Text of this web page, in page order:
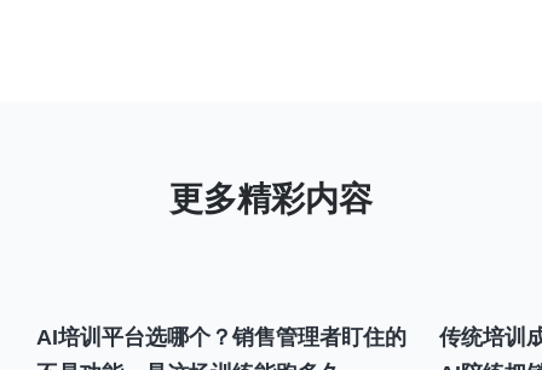
AI培训平台选哪个？销售管理者盯住的
传统培训